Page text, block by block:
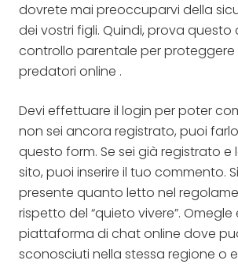
dovrete mai preoccuparvi della
dei vostri figli. Quindi, prova questo
controllo parentale per proteggere
predatori online .
Devi effettuare il login per poter
non sei ancora registrato, puoi
questo form. Se sei già registrato
sito, puoi inserire il tuo commento.
presente quanto letto nel
rispetto del “quieto vivere”. Omegle
piattaforma di chat online dove
sconosciuti nella stessa regione o